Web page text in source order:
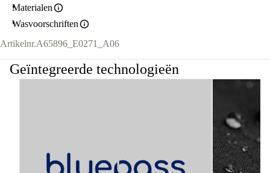
Materialen
Wasvoorschriften
Artikelnr.A65896_E0271_A06
Geïntegreerde technologieën